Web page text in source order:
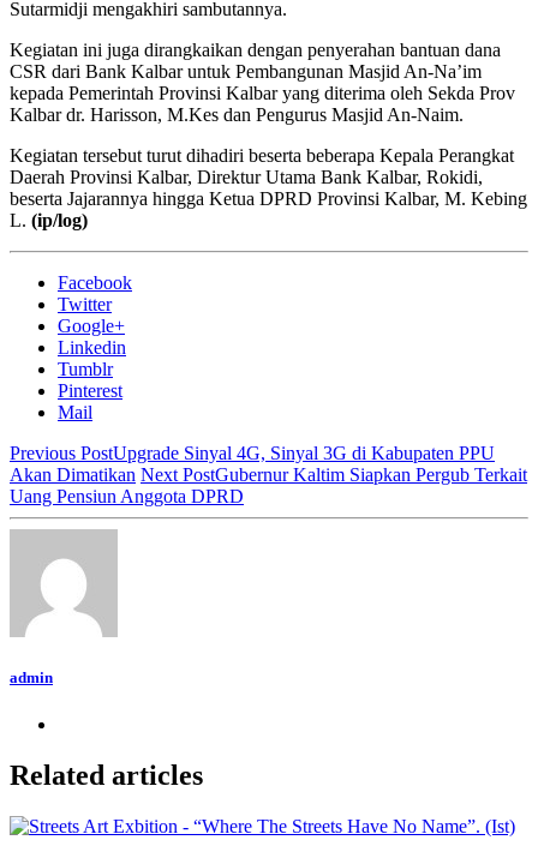
Sutarmidji mengakhiri sambutannya.
Kegiatan ini juga dirangkaikan dengan penyerahan bantuan dana
CSR dari Bank Kalbar untuk Pembangunan Masjid An-Na’im
kepada Pemerintah Provinsi Kalbar yang diterima oleh Sekda Prov
Kalbar dr. Harisson, M.Kes dan Pengurus Masjid An-Naim.
Kegiatan tersebut turut dihadiri beserta beberapa Kepala Perangkat
Daerah Provinsi Kalbar, Direktur Utama Bank Kalbar, Rokidi,
beserta Jajarannya hingga Ketua DPRD Provinsi Kalbar, M. Kebing
L. (ip/log)
Facebook
Twitter
Google+
Linkedin
Tumblr
Pinterest
Mail
Previous PostUpgrade Sinyal 4G, Sinyal 3G di Kabupaten PPU
Akan Dimatikan Next PostGubernur Kaltim Siapkan Pergub Terkait
Uang Pensiun Anggota DPRD
admin
Related articles